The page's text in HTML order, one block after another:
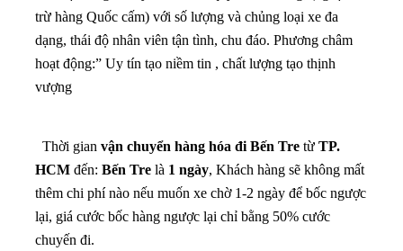
trừ hàng Quốc cấm) với số lượng và chủng loại xe đa
dạng, thái độ nhân viên tận tình, chu đáo. Phương châm
hoạt động:” Uy tín tạo niềm tin , chất lượng tạo thịnh
vượng
Thời gian vận chuyển hàng hóa đi Bến Tre từ TP.
HCM đến: Bến Tre là 1 ngày, Khách hàng sẽ không mất
thêm chi phí nào nếu muốn xe chờ 1-2 ngày để bốc ngược
lại, giá cước bốc hàng ngược lại chỉ bằng 50% cước
chuyến đi.